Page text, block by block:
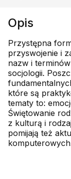
Opis
Przystępna
przyswojenie i
nazw i
socjologii.
które są
tematy to:
Świętowanie
z kulturą i
pomijają też